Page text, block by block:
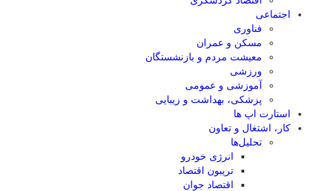
اجتماعی
فناوری
مسکن و عمران
معیشت مردم و بازنشستگان
ورزشی
آموزشی و عمومی
پزشکی، بهداشت و زیبایی
استارت اپ ها
کار، اشتغال و تعاون
تحلیل‌ها
انرژی خودرو
تریبون اقتصاد
اقتصاد جوان